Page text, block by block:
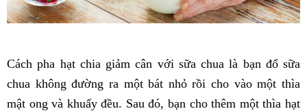
Cách pha hạt chia giảm cân với sữa chua là bạn đổ sữa
chua không đường ra một bát nhỏ rồi cho vào một thìa
mật ong và khuấy đều. Sau đó, bạn cho thêm một thìa hạt